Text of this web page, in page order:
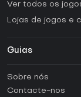
Ver todos os
Lojas de jogos e
Guias
Sobre nós
Contacte-nos